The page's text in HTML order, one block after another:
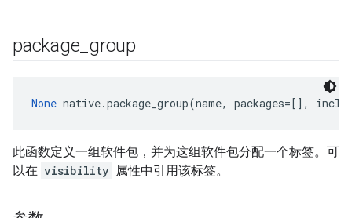
package group
None native.package_group(name, packages=[],
此函数定义一组软件包，并为这组软件包分配一个标签。可
以在 visibility 属性中引用该标签。